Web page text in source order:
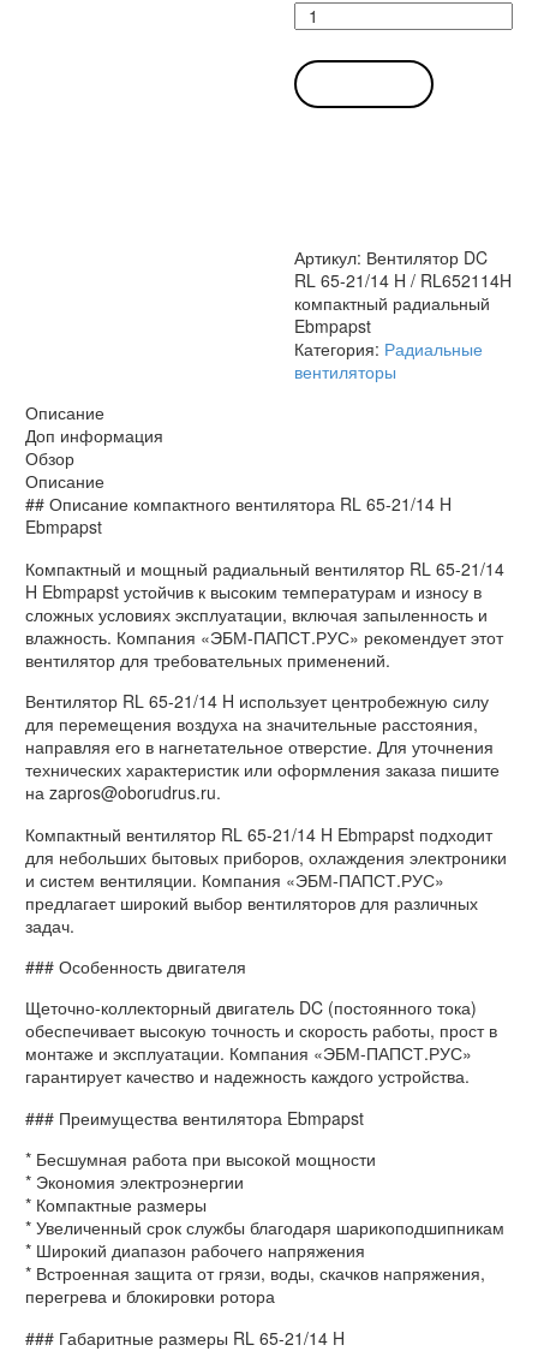
Количество
товара
Вентилятор
DC
RL
радиальный
Ebmpapst
Артикул: Вентилятор DC
RL 65-21/14 H / RL652114H
компактный радиальный
Ebmpapst
Категория: Радиальные
вентиляторы
Описание
Доп информация
Обзор
Описание
## Описание компактного вентилятора RL 65-21/14 H
Ebmpapst
Компактный и мощный радиальный вентилятор RL 65-21/14
H Ebmpapst устойчив к высоким температурам и износу в
сложных условиях эксплуатации, включая запыленность и
влажность. Компания «ЭБМ-ПАПСТ.РУС» рекомендует этот
вентилятор для требовательных применений.
Вентилятор RL 65-21/14 H использует центробежную силу
для перемещения воздуха на значительные расстояния,
направляя его в нагнетательное отверстие. Для уточнения
технических характеристик или оформления заказа пишите
на zapros@oborudrus.ru.
Компактный вентилятор RL 65-21/14 H Ebmpapst подходит
для небольших бытовых приборов, охлаждения электроники
и систем вентиляции. Компания «ЭБМ-ПАПСТ.РУС»
предлагает широкий выбор вентиляторов для различных
задач.
### Особенность двигателя
Щеточно-коллекторный двигатель DC (постоянного тока)
обеспечивает высокую точность и скорость работы, прост в
монтаже и эксплуатации. Компания «ЭБМ-ПАПСТ.РУС»
гарантирует качество и надежность каждого устройства.
### Преимущества вентилятора Ebmpapst
* Бесшумная работа при высокой мощности
* Экономия электроэнергии
* Компактные размеры
* Увеличенный срок службы благодаря шарикоподшипникам
* Широкий диапазон рабочего напряжения
* Встроенная защита от грязи, воды, скачков напряжения,
перегрева и блокировки ротора
### Габаритные размеры RL 65-21/14 H